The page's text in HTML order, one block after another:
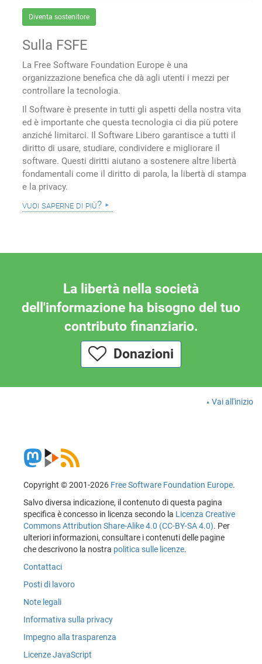
Diventa sostenitore
Sulla FSFE
La Free Software Foundation Europe è una
organizzazione benefica che dà agli utenti i mezzi per
controllare la tecnologia.
Il Software è presente in tutti gli aspetti della nostra vita
ed è importante che questa tecnologia ci dia più potere
anziché limitarci. Il Software Libero garantisce a tutti il
diritto di usare, studiare, condividere e migliorare il
software. Questi diritti aiutano a sostenere altre libertà
fondamentali come il diritto di parola, la libertà di stampa
e la privacy.
vuoi saperne di più?
La libertà nella società
dell'informazione ha bisogno del tuo
contributo finanziario.
Donazioni
Vai all'inizio
Copyright © 2001-2026 Free Software Foundation Europe.
Salvo diversa indicazione, il contenuto di questa pagina
specifica è concesso in licenza secondo la Licenza Creative
Commons Attribution Share-Alike 4.0 (CC-BY-SA 4.0). Per
ulteriori informazioni, consultare i contenuti delle pagine
che descrivono la nostra politica sulle licenze.
Contattaci
Posti di lavoro
Note legali
Informativa sulla privacy
Impegno alla trasparenza
Licenze JavaScript